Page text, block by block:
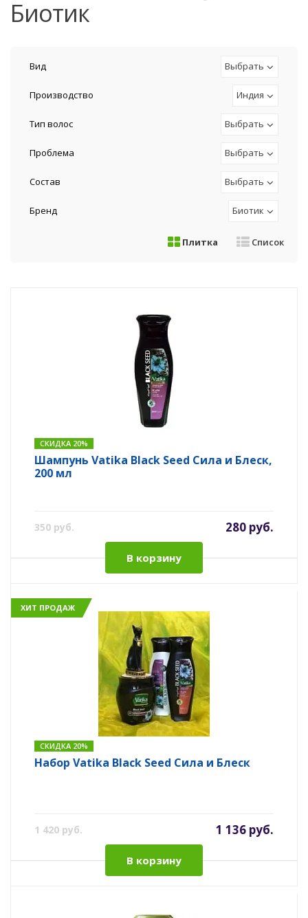
Биотик
Вид Выбрать
Производство Индия
Тип волос Выбрать
Проблема Выбрать
Состав Выбрать
Бренд Биотик
Плитка Список
СКИДКА 20%
Шампунь Vatika Black Seed Сила и Блеск,
200 мл
350 руб. 280 руб.
В корзину
ХИТ ПРОДАЖ
СКИДКА 20%
Набор Vatika Black Seed Сила и Блеск
1 420 руб. 1 136 руб.
В корзину